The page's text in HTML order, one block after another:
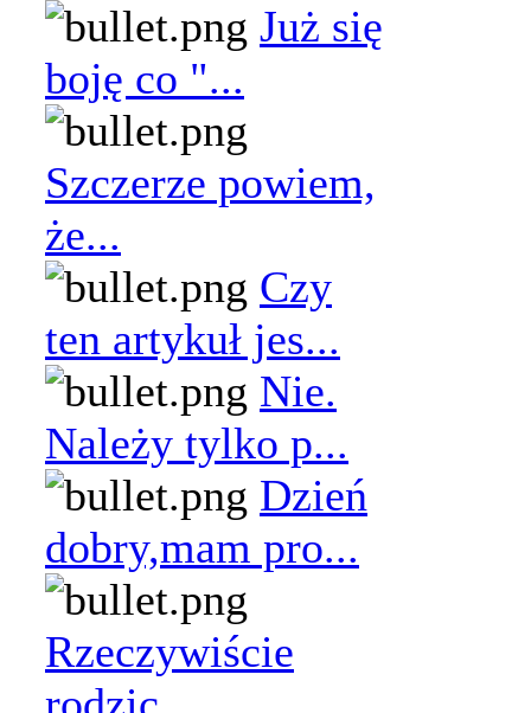
Już się
boję co "...
Szczerze powiem,
że...
Czy
ten artykuł jes...
Nie.
Należy tylko p...
Dzień
dobry,mam pro...
Rzeczywiście